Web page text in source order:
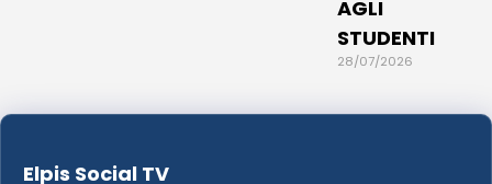
AGLI
STUDENTI
28/07/2026
Elpis Social TV